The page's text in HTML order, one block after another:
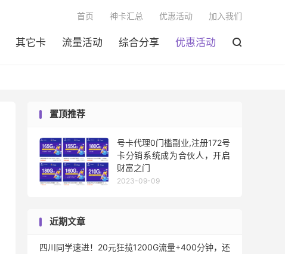
其它卡 流量活动 综合分享 优惠活动 
首页 神卡汇总 优惠活动 加入我们
置顶推荐
号卡代理0门槛副业,注册172号
卡分销系统成为合伙人，开启
财富之门
2023-09-09
近期文章
四川同学速进！20元狂揽1200G流量+400分钟，还